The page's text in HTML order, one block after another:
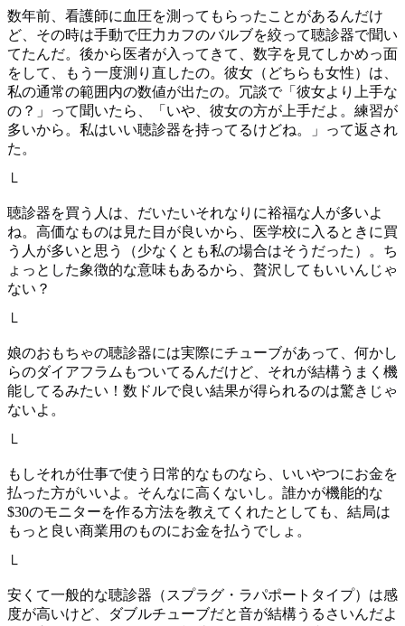
数年前、看護師に血圧を測ってもらったことがあるんだけ
ど、その時は手動で圧力カフのバルブを絞って聴診器で聞い
てたんだ。後から医者が入ってきて、数字を見てしかめっ面
をして、もう一度測り直したの。彼女（どちらも女性）は、
私の通常の範囲内の数値が出たの。冗談で「彼女より上手な
の？」って聞いたら、「いや、彼女の方が上手だよ。練習が
多いから。私はいい聴診器を持ってるけどね。」って返され
た。
└
聴診器を買う人は、だいたいそれなりに裕福な人が多いよ
ね。高価なものは見た目が良いから、医学校に入るときに買
う人が多いと思う（少なくとも私の場合はそうだった）。ち
ょっとした象徴的な意味もあるから、贅沢してもいいんじゃ
ない？
└
娘のおもちゃの聴診器には実際にチューブがあって、何かし
らのダイアフラムもついてるんだけど、それが結構うまく機
能してるみたい！数ドルで良い結果が得られるのは驚きじゃ
ないよ。
└
もしそれが仕事で使う日常的なものなら、いいやつにお金を
払った方がいいよ。そんなに高くないし。誰かが機能的な
$30のモニターを作る方法を教えてくれたとしても、結局は
もっと良い商業用のものにお金を払うでしょ。
└
安くて一般的な聴診器（スプラグ・ラパポートタイプ）は感
度が高いけど、ダブルチューブだと音が結構うるさいんだよ